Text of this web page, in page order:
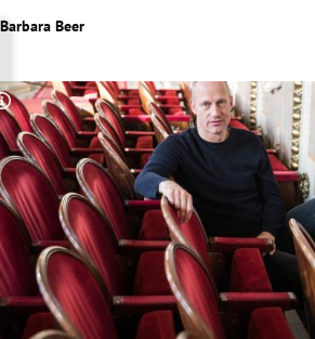
Untermenü
Untermenü
Untermenü
Untermenü
Untermenü
Barbara Beer
Copyright-Hinweis öffnen/schließen